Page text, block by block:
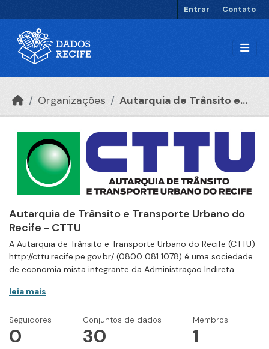
Entrar Contato
Organizações Autarquia de Trânsito e...
Autarquia de Trânsito e Transporte Urbano do
Recife - CTTU
A Autarquia de Trânsito e Transporte Urbano do Recife (CTTU)
http://cttu.recife.pe.gov.br/ (0800 081 1078) é uma sociedade
de economia mista integrante da Administração Indireta...
leia mais
Seguidores
0
Conjuntos de dados
30
Membros
1